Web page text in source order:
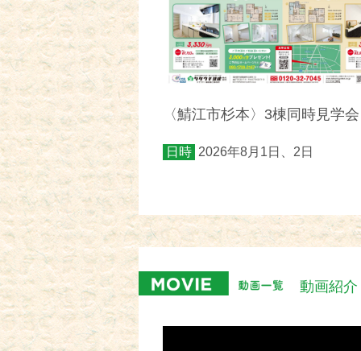
〈鯖江市杉本〉3棟同時見学会
日時 2026年8月1日、2日
動画紹介